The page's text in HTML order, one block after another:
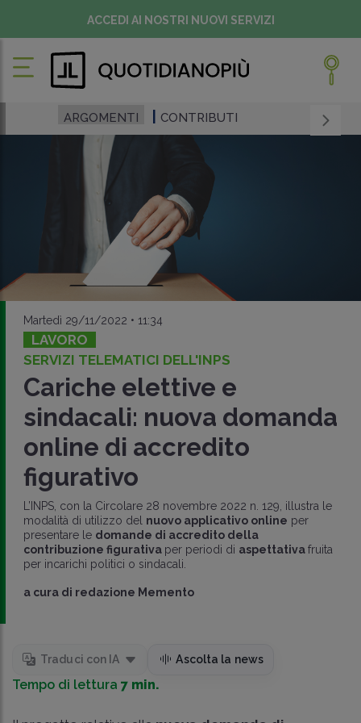
ACCEDI AI NOSTRI NUOVI SERVIZI
ARGOMENTI CONTRIBUTI
Martedì 29/11/2022 • 11:34
LAVORO
SERVIZI TELEMATICI DELL'INPS
Cariche elettive e
sindacali: nuova domanda
online di accredito
figurativo
L’INPS, con la Circolare 28 novembre 2022 n. 129, illustra le
modalità di utilizzo del nuovo applicativo online per
presentare le domande di accredito della
contribuzione figurativa per periodi di aspettativafruita
per incarichi politici o sindacali.
a cura di redazione Memento
Traduci con IA Ascolta la news
Tempo di lettura 7 min.